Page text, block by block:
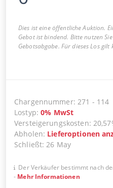
Dies ist eine öffentliche Auktion.
Gebot ist bindend. Bitte nutzen
Gebotsabgabe. Für dieses Los gilt
Chargennummer:271 - 114
Lostyp:0% MwSt
Versteigerungskosten:
Abholen: Lieferoptionen
Schließt:26 May
Der Verkäufer bestimmt nach
- Mehr Informationen